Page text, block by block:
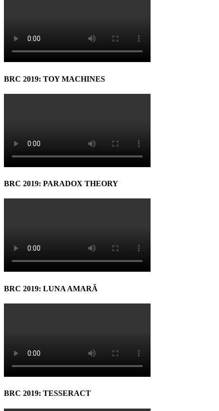
BRC 2019: TOY MACHINES
BRC 2019: PARADOX THEORY
BRC 2019: LUNA AMARĂ
BRC 2019: TESSERACT